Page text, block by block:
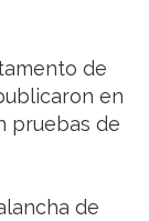
de
en
pruebas de
de